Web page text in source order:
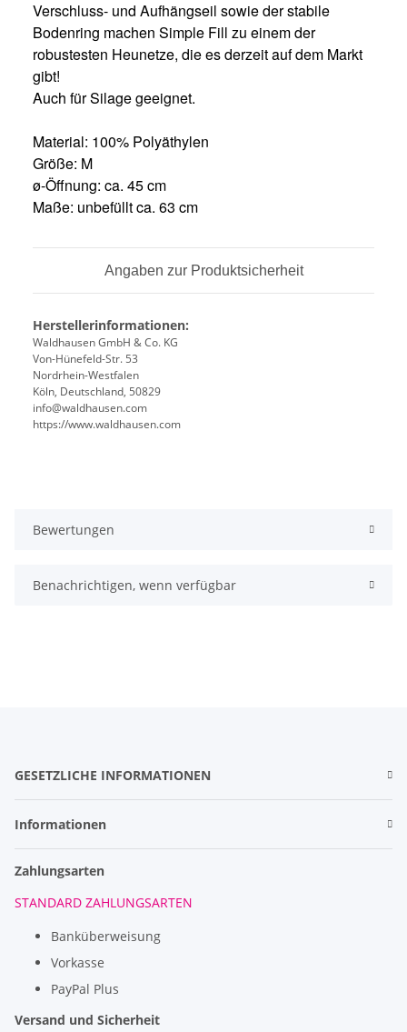
Verschluss- und Aufhängseil sowie der stabile
Bodenring machen Simple Fill zu einem der
robustesten Heunetze, die es derzeit auf dem Markt
gibt!
Auch für Silage geeignet.
Material: 100% Polyäthylen
Größe: M
ø-Öffnung: ca. 45 cm
Maße: unbefüllt ca. 63 cm
Angaben zur Produktsicherheit
Herstellerinformationen:
Waldhausen GmbH & Co. KG
Von-Hünefeld-Str. 53
Nordrhein-Westfalen
Köln, Deutschland, 50829
info@waldhausen.com
https://www.waldhausen.com
Bewertungen
Benachrichtigen, wenn verfügbar
GESETZLICHE INFORMATIONEN
Informationen
Zahlungsarten
STANDARD ZAHLUNGSARTEN
Banküberweisung
Vorkasse
PayPal Plus
Versand und Sicherheit